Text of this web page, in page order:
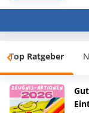
Top Ratgeber